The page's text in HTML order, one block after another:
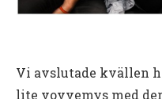
Vi avslutade kvällen
lite vovvemys med